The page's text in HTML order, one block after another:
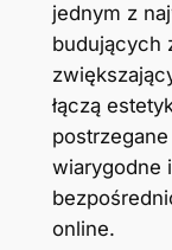
jednym z
budujących
łączą
wiarygodne
online.